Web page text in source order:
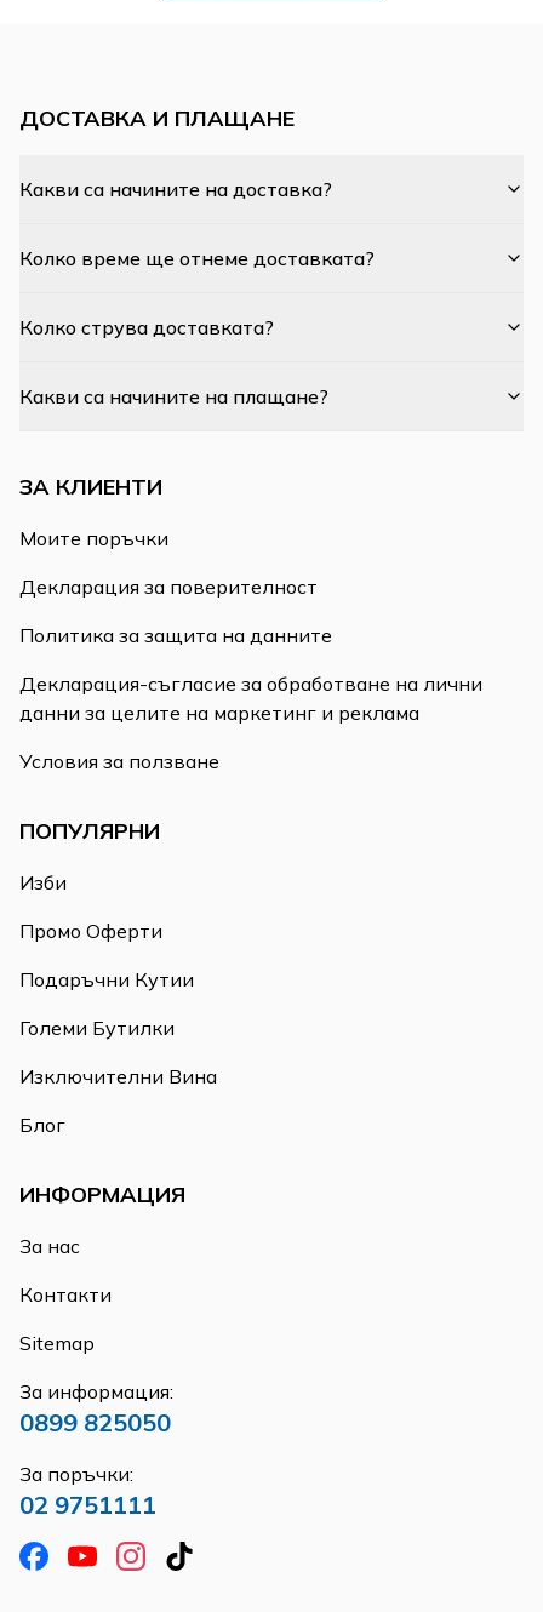
ДОСТАВКА И ПЛАЩАНЕ
Какви са начините на доставка?
Колко време ще отнеме доставката?
Колко струва доставката?
Какви са начините на плащане?
ЗА КЛИЕНТИ
Моите поръчки
Декларация за поверителност
Политика за защита на данните
Декларация-съгласие за обработване на лични
данни за целите на маркетинг и реклама
Условия за ползване
ПОПУЛЯРНИ
Изби
Промо Оферти
Подаръчни Кутии
Големи Бутилки
Изключителни Вина
Блог
ИНФОРМАЦИЯ
За нас
Контакти
Sitemap
За информация:
0899 825050
За поръчки:
02 9751111